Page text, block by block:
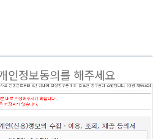
인정보동의를 해주세요